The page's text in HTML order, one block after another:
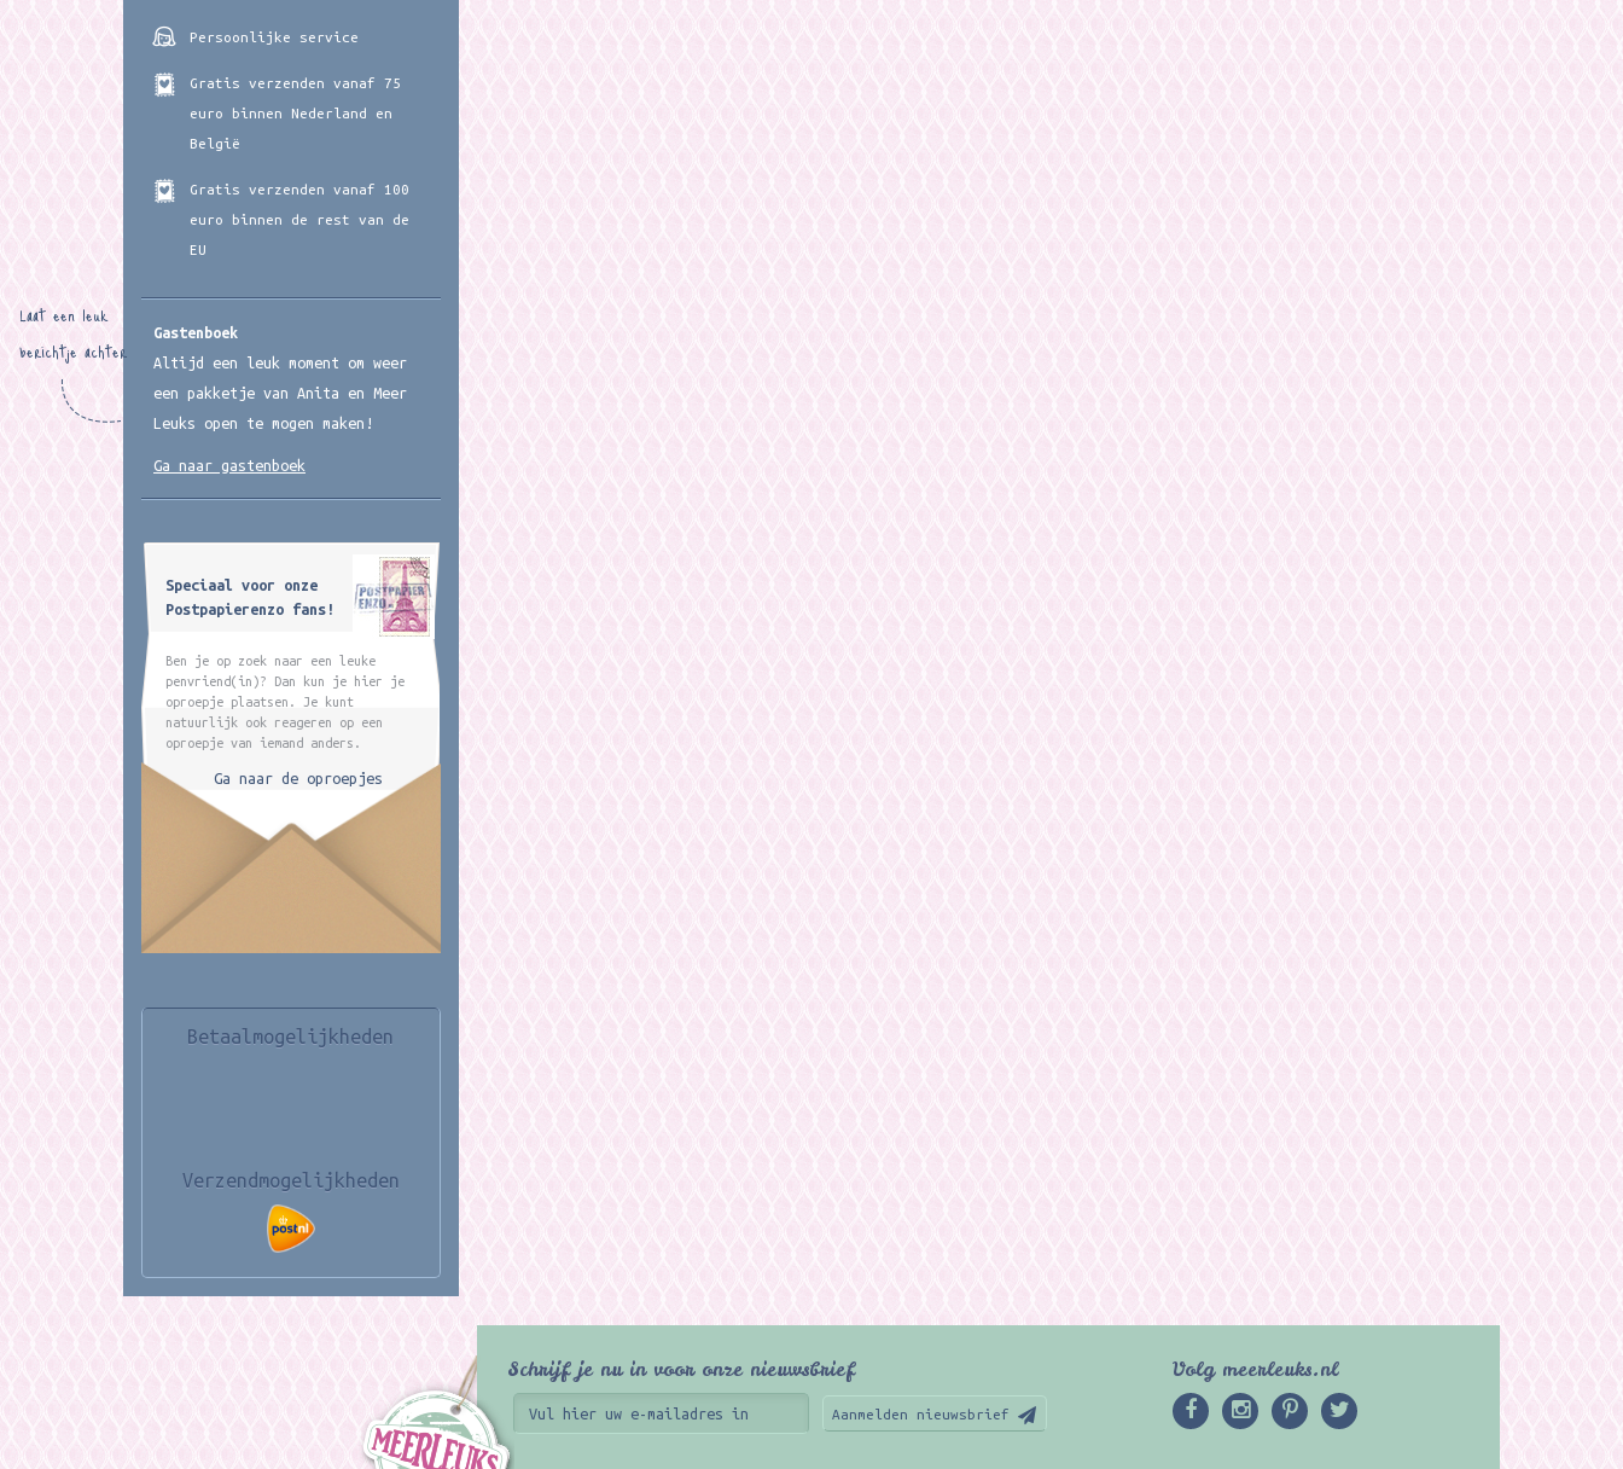
Persoonlijke service
Gratis verzenden vanaf 75
euro binnen Nederland en
België
Gratis verzenden vanaf 100
euro binnen de rest van de
EU
Gastenboek
Altijd een leuk moment om weer
een pakketje van Anita en Meer
Leuks open te mogen maken!
Laat een leuk
berichtje achter
Ga naar gastenboek
Speciaal voor onze
Postpapierenzo fans!
Ben je op zoek naar een leuke
penvriend(in)? Dan kun je hier je
oproepje plaatsen. Je kunt
natuurlijk ook reageren op een
oproepje van iemand anders.
Ga naar de oproepjes
Betaalmogelijkheden
Verzendmogelijkheden
Schrijf je nu in voor onze nieuwsbrief
Aanmelden nieuwsbrief
Volg meerleuks.nl